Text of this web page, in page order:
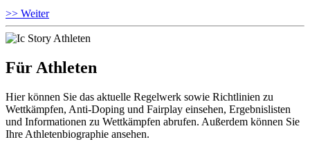
>> Weiter
Für Athleten
Hier können Sie das aktuelle Regelwerk sowie Richtlinien zu
Wettkämpfen, Anti-Doping und Fairplay einsehen, Ergebnislisten
und Informationen zu Wettkämpfen abrufen. Außerdem können Sie
Ihre Athletenbiographie ansehen.